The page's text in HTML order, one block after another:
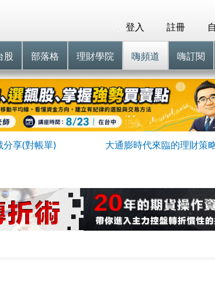
註冊
登入
股 部落格 理財學院 嗨頻道 嗨訂閱
分享(對帳單) 大通膨時代來臨的理財策